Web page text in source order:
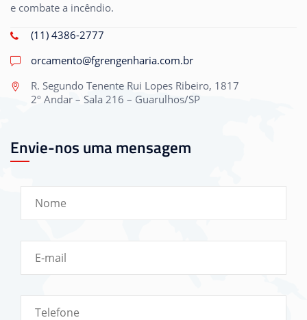
e combate a incêndio.
(11) 4386-2777
orcamento@fgrengenharia.com.br
R. Segundo Tenente Rui Lopes Ribeiro, 1817
2º Andar – Sala 216 – Guarulhos/SP
Envie-nos uma mensagem